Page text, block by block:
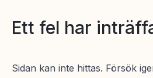
Ett fel har
Sidan kan inte hittas. Försök